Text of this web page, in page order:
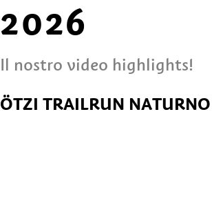
2026
Il nostro video highlights!
ÖTZI TRAILRUN